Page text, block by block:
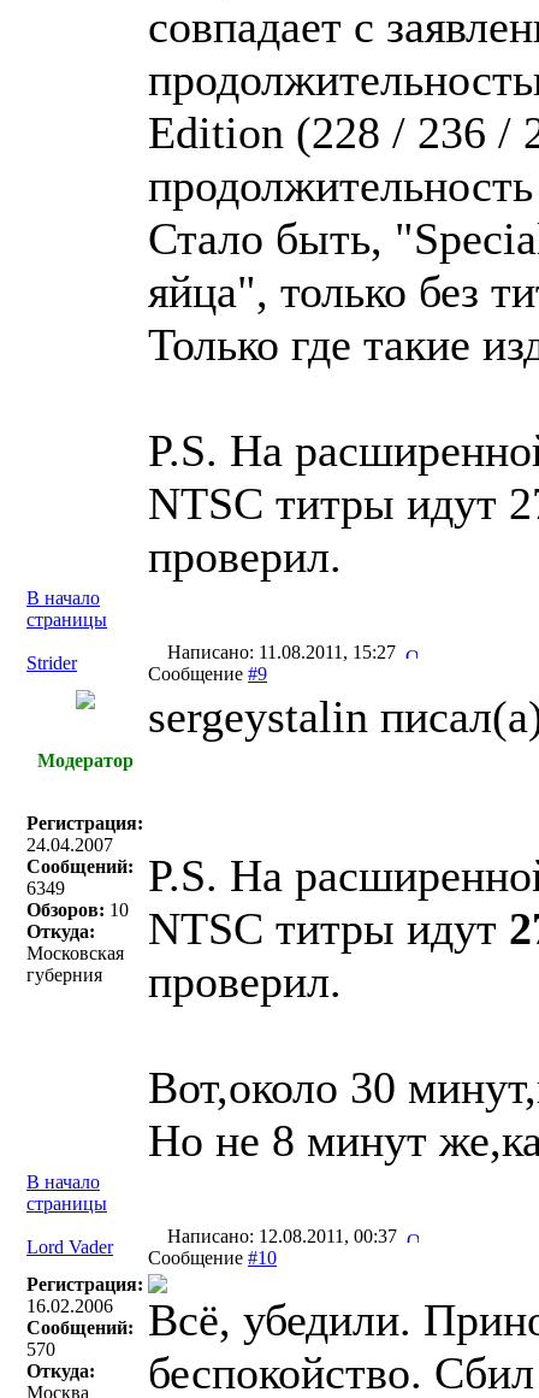
совпадает с
Edition (228 / 236 /
Стало быть,
яйца", только без
Только где такие
P.S. На
NTSC титры идут
проверил.
В начало
страницы
Strider
Написано: 11.08.2011, 15:27
Сообщение #9
Модератор
Регистрация:
24.04.2007
Сообщений:
6349
Обзоров: 10
Откуда:
Московская
губерния
sergeystalin
P.S. На
NTSC титры идут
проверил.
Вот,около 30
Но не 8 минут
В начало
страницы
Lord Vader
Написано: 12.08.2011, 00:37
Сообщение #10
Регистрация:
16.02.2006
Сообщений:
570
Откуда:
Москва
Всё, убедили.
беспокойство.